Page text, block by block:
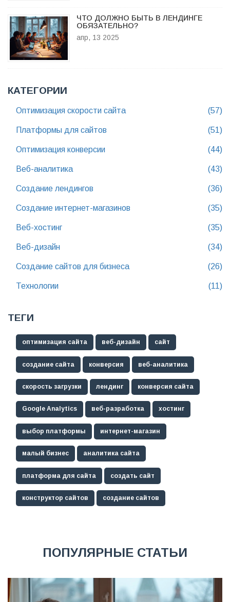
ЧТО ДОЛЖНО БЫТЬ В ЛЕНДИНГЕ
ОБЯЗАТЕЛЬНО?
апр, 13 2025
КАТЕГОРИИ
Оптимизация скорости сайта (57)
Платформы для сайтов (51)
Оптимизация конверсии (44)
Веб-аналитика (43)
Создание лендингов (36)
Создание интернет-магазинов (35)
Веб-хостинг (35)
Веб-дизайн (34)
Создание сайтов для бизнеса (26)
Технологии (11)
ТЕГИ
оптимизация сайта веб-дизайн сайт
создание сайта конверсия веб-аналитика
скорость загрузки лендинг конверсия сайта
Google Analytics веб-разработка хостинг
выбор платформы интернет-магазин
малый бизнес аналитика сайта
платформа для сайта создать сайт
конструктор сайтов создание сайтов
ПОПУЛЯРНЫЕ СТАТЬИ